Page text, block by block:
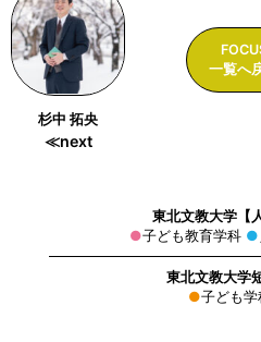
杉中 拓央
≪next
一覧へ
東北文教大学【
子ども教育学科
東北文教大学
子ども学